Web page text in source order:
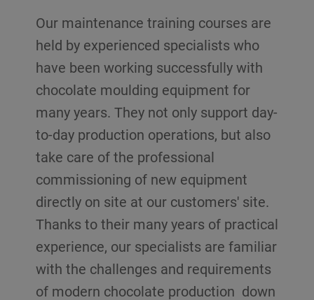
Our maintenance training courses are
held by experienced specialists who
have been working successfully with
chocolate moulding equipment for
many years. They not only support day-
to-day production operations, but also
take care of the professional
commissioning of new equipment
directly on site at our customers' site.
Thanks to their many years of practical
experience, our specialists are familiar
with the challenges and requirements
of modern chocolate production down